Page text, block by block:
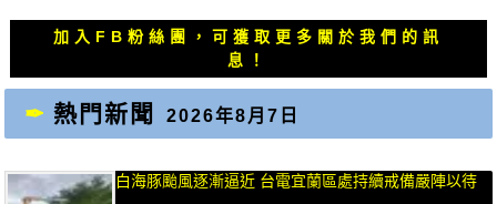
章：
加入FB粉絲團，可獲取更多關於我們的訊
息！
熱門新聞 2026年8月7日
白海豚颱風逐漸逼近 台電宜蘭區處持續戒備嚴陣以待